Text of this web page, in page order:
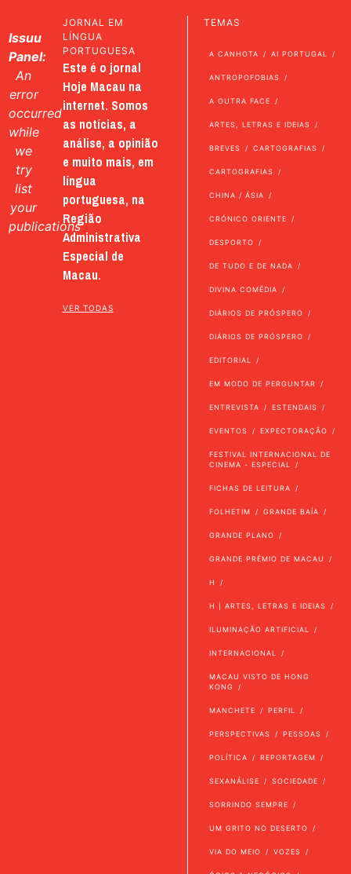
Issuu
Panel:
An
error
occurred
while
we
try
list
your
publications
JORNAL EM
LÍNGUA
PORTUGUESA
Este é o jornal
Hoje Macau na
internet. Somos
as notícias, a
análise, a opinião
e muito mais, em
língua
portuguesa, na
Região
Administrativa
Especial de
Macau.
VER TODAS
TEMAS
A CANHOTA AI PORTUGAL
ANTROPOFOBIAS
A OUTRA FACE
ARTES, LETRAS E IDEIAS
BREVES CARTOGRAFIAS
CARTOGRAFIAS
CHINA / ÁSIA
CRÓNICO ORIENTE
DESPORTO
DE TUDO E DE NADA
DIVINA COMÉDIA
DIÁRIOS DE PRÓSPERO
DIÁRIOS DE PRÓSPERO
EDITORIAL
EM MODO DE PERGUNTAR
ENTREVISTA ESTENDAIS
EVENTOS EXPECTORAÇÃO
FESTIVAL INTERNACIONAL DE
CINEMA - ESPECIAL
FICHAS DE LEITURA
FOLHETIM GRANDE BAÍA
GRANDE PLANO
GRANDE PRÉMIO DE MACAU
H
H | ARTES, LETRAS E IDEIAS
ILUMINAÇÃO ARTIFICIAL
INTERNACIONAL
MACAU VISTO DE HONG
KONG
MANCHETE PERFIL
PERSPECTIVAS PESSOAS
POLÍTICA REPORTAGEM
SEXANÁLISE SOCIEDADE
SORRINDO SEMPRE
UM GRITO NO DESERTO
VIA DO MEIO VOZES